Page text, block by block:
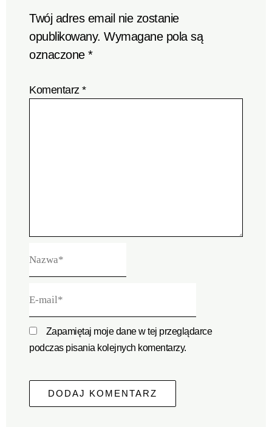
Twój adres email nie zostanie
opublikowany. Wymagane pola są
oznaczone*
Komentarz*
mail*
Zapamiętaj moje dane w tej przeglądarce
podczas pisania kolejnych komentarzy.